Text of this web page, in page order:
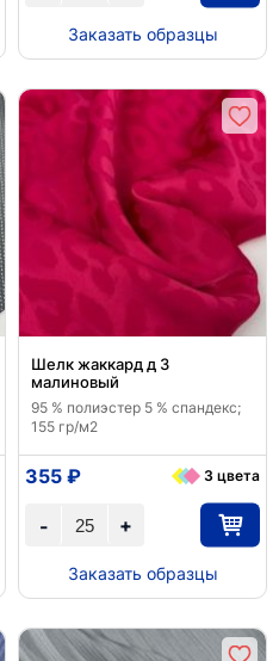
Заказать образцы
Шелк жаккард д 3
малиновый
95 % полиэстер 5 % спандекс;
155 гр/м2
+
-
355 ₽ 3 цвета
Заказать образцы